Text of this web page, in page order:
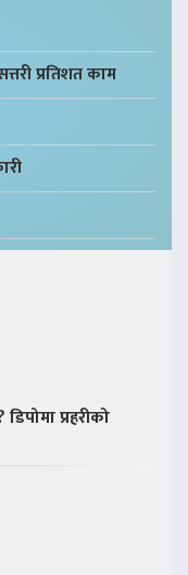
प्रतिशत काम
प्रहरीको